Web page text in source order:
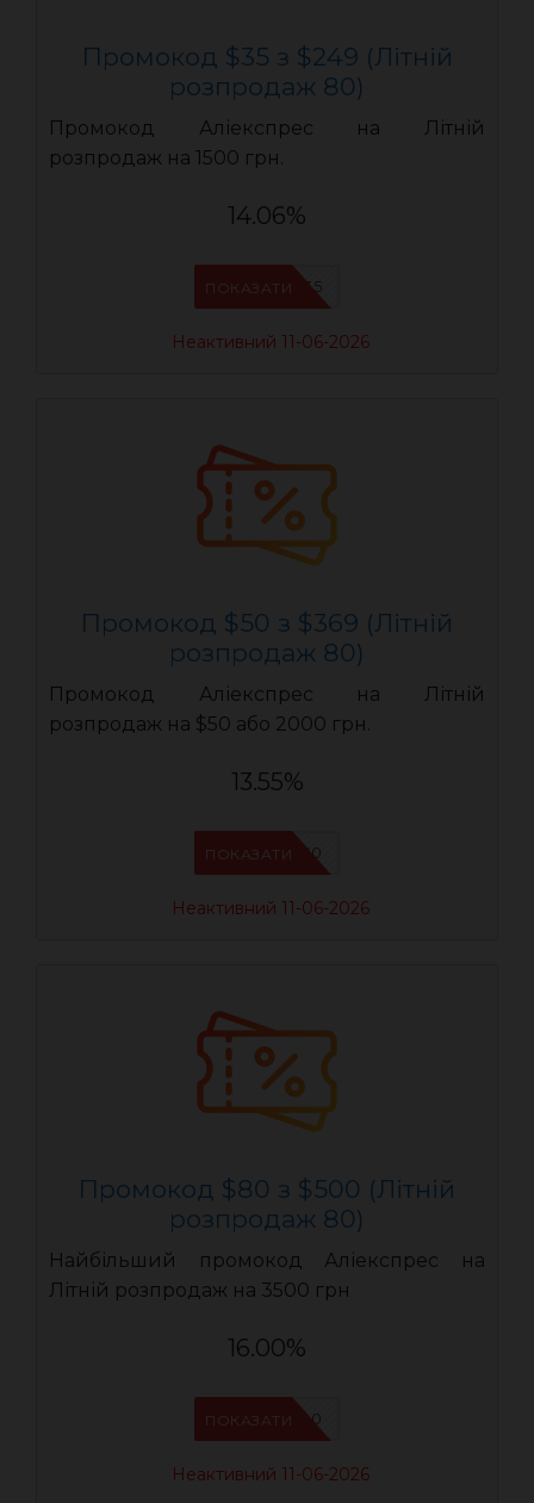
Промокод $35 з $249 (Літній
розпродаж 80)
Промокод Аліекспрес на Літній
розпродаж на 1500 грн.
14.06%
LR35
ПОКАЗАТИ
Неактивний 11-06-2026
Промокод $50 з $369 (Літній
розпродаж 80)
Промокод Аліекспрес на Літній
розпродаж на $50 або 2000 грн.
13.55%
LR50
ПОКАЗАТИ
Неактивний 11-06-2026
Промокод $80 з $500 (Літній
розпродаж 80)
Найбільший промокод Аліекспрес на
Літній розпродаж на 3500 грн
16.00%
LR80
ПОКАЗАТИ
Неактивний 11-06-2026